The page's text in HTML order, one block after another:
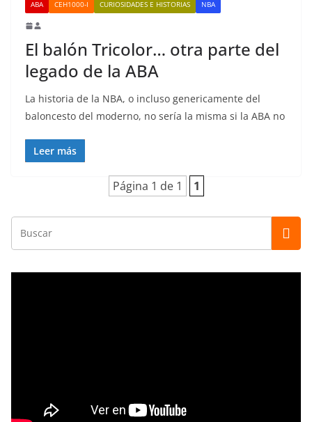
ABA CEH1000-I CURIOSIDADES E HISTORIAS NBA
El balón Tricolor… otra parte del
legado de la ABA
La historia de la NBA, o incluso genericamente del
baloncesto del moderno, no sería la misma si la ABA no
Leer más
Página 1 de 1 1